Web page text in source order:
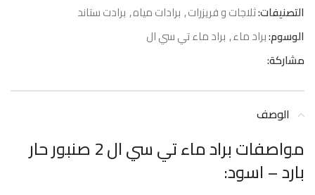
التصنيفات:ثلاجات و فريزرات, برادات مياه, برادت ستاند
الوسوم:براد ماء, براد ماء تي سي ال
مشاركة:
الوصف
مواصفات براد ماء تي سي ال 2 صنبور حار
بارد – اسود: